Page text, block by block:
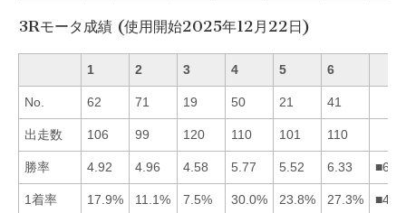
3Rモータ成績 (使用開始2025年12月22日)
1 2 3 4 5 6
No. 62 71 19 50 21 41
出走数 106 99 120 110 101 110
勝率 4.92 4.96 4.58 5.77 5.52 6.33
1着率 17.9% 11.1% 7.5% 30.0% 23.8% 27.3%